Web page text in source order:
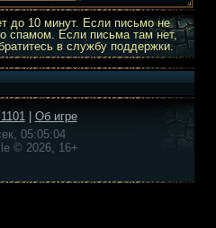
до 10 минут. Если письмо не
спамом. Если письма там нет,
в службу поддержки.
| Об игре
05:05:04
© 2026, 16+